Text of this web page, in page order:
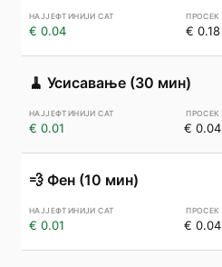
€ 0.04 € 0.18
🧹 Усисавање (30 мин)
€ 0.01 € 0.04
💨 Фен (10 мин)
€ 0.01 € 0.04